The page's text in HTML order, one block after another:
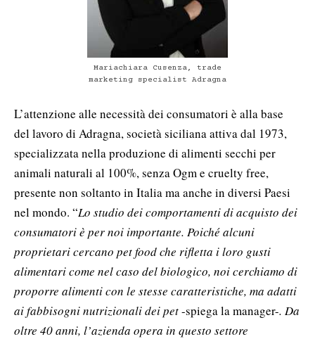
Mariachiara Cusenza, trade
marketing specialist Adragna
L’attenzione alle necessità dei consumatori è alla base
del lavoro di Adragna, società siciliana attiva dal 1973,
specializzata nella produzione di alimenti secchi per
animali naturali al 100%, senza Ogm e cruelty free,
presente non soltanto in Italia ma anche in diversi Paesi
nel mondo. “Lo studio dei comportamenti di acquisto dei
consumatori è per noi importante. Poiché alcuni
proprietari cercano pet food che rifletta i loro gusti
alimentari come nel caso del biologico, noi cerchiamo di
proporre alimenti con le stesse caratteristiche, ma adatti
ai fabbisogni nutrizionali dei pet-spiega la manager-. Da
oltre 40 anni, l’azienda opera in questo settore